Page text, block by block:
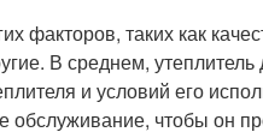
факторов, таких как
В среднем,
и условий его
обслуживание, чтобы он